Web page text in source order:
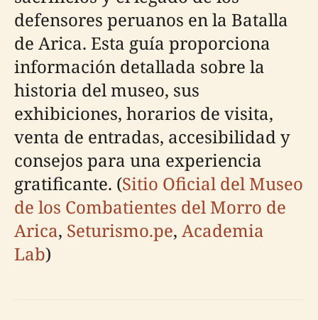
defensores peruanos en la Batalla
de Arica. Esta guía proporciona
información detallada sobre la
historia del museo, sus
exhibiciones, horarios de visita,
venta de entradas, accesibilidad y
consejos para una experiencia
gratificante. (Sitio Oficial del Museo
de los Combatientes del Morro de
Arica, Seturismo.pe, Academia
Lab)